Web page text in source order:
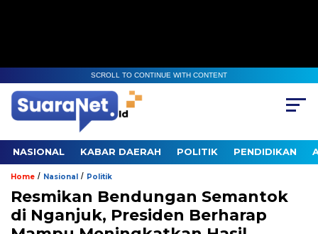
SCROLL TO CONTINUE WITH CONTENT
NASIONAL KABAR DAERAH POLITIK PENDIDIKAN
Home / Nasional / Politik
Resmikan Bendungan Semantok
di Nganjuk, Presiden Berharap